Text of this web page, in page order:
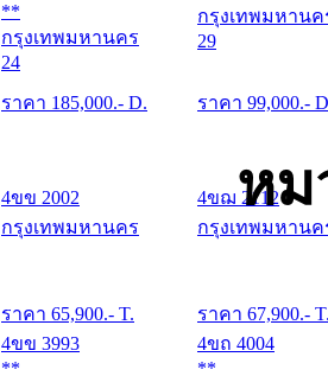
**
กรุงเทพมหานคร
24
ราคา 185,000.- D.
กรุงเทพมหานค
29
ราคา 99,000.-
หม
4ขข 2002
กรุงเทพมหานคร
ราคา 65,900.- T.
4ขฌ 2112
กรุงเทพมหานค
ราคา 67,900.-
4ขข 3993
**
4ขถ 4004
**